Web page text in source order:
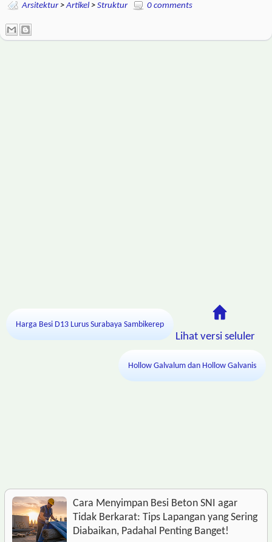
Arsitektur>Artikel > Struktur 0 comments
Harga Besi D13 Lurus Surabaya Sambikerep
Hollow Galvalum dan Hollow Galvanis
Lihat versi seluler
Cara Menyimpan Besi Beton SNI agar
Tidak Berkarat: Tips Lapangan yang Sering
Diabaikan, Padahal Penting Banget!